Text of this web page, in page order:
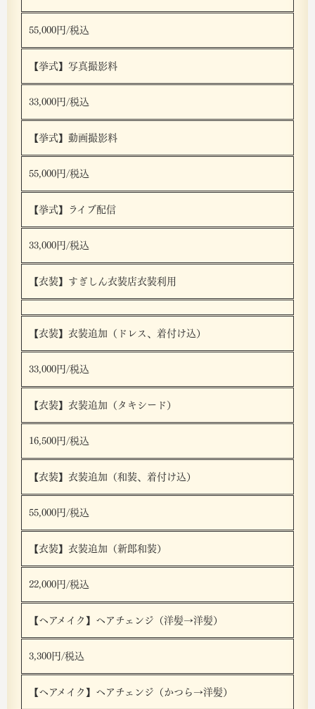
55,000円/税込
【挙式】写真撮影料
33,000円/税込
【挙式】動画撮影料
55,000円/税込
【挙式】ライブ配信
33,000円/税込
【衣装】すぎしん衣装店衣装利用
【衣装】衣装追加（ドレス、着付け込）
33,000円/税込
【衣装】衣装追加（タキシード）
16,500円/税込
【衣装】衣装追加（和装、着付け込）
55,000円/税込
【衣装】衣装追加（新郎和装）
22,000円/税込
【ヘアメイク】ヘアチェンジ（洋髪→洋髪）
3,300円/税込
【ヘアメイク】ヘアチェンジ（かつら→洋髪）